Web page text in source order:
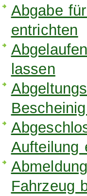
Abgabe
entrichten
lassen
Aufteilung
Fahrzeug